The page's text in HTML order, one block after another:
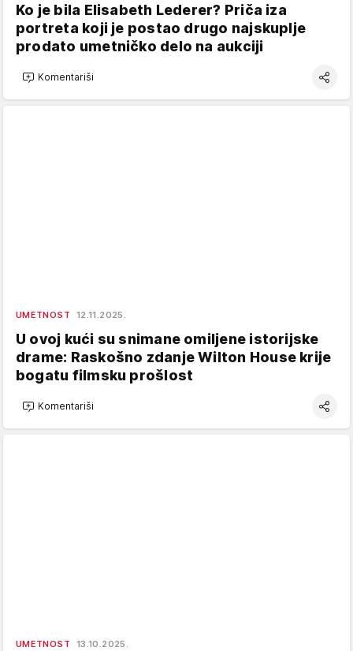
Ko je bila Elisabeth Lederer? Priča iza
portreta koji je postao drugo najskuplje
prodato umetničko delo na aukciji
Komentariši
UMETNOST 12.11.2025.
U ovoj kući su snimane omiljene istorijske
drame: Raskošno zdanje Wilton House krije
bogatu filmsku prošlost
Komentariši
UMETNOST 13.10.2025.